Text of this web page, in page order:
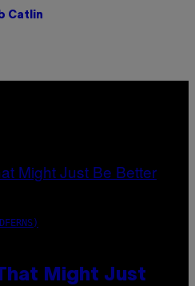
Catlin
Might Just